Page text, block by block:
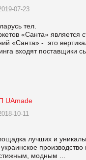
07-23
тел.
«Санта»
«Санта» - это
входят поставщики
UAmade
10-11
лучших и
модным ...